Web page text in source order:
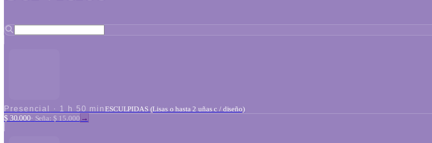
Presencial · 1 h 50 minESCULPIDAS (Lisas o hasta 2 uñas c / diseño)
$ 30.000· Seña: $ 15.000 →